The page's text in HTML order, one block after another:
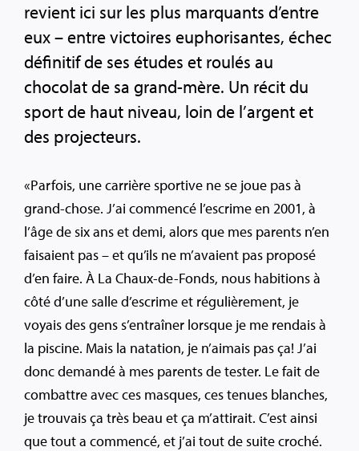
revient ici sur les plus marquants d’entre
eux – entre victoires euphorisantes, échec
définitif de ses études et roulés au
chocolat de sa grand-mère. Un récit du
sport de haut niveau, loin de l’argent et
des projecteurs.
«Parfois, une carrière sportive ne se joue pas à
grand-chose. J’ai commencé l’escrime en 2001, à
l’âge de six ans et demi, alors que mes parents n’en
faisaient pas – et qu’ils ne m’avaient pas proposé
d’en faire. À La Chaux-de-Fonds, nous habitions à
côté d’une salle d’escrime et régulièrement, je
voyais des gens s’entraîner lorsque je me rendais à
la piscine. Mais la natation, je n’aimais pas ça! J’ai
donc demandé à mes parents de tester. Le fait de
combattre avec ces masques, ces tenues blanches,
je trouvais ça très beau et ça m’attirait. C’est ainsi
que tout a commencé, et j’ai tout de suite croché.